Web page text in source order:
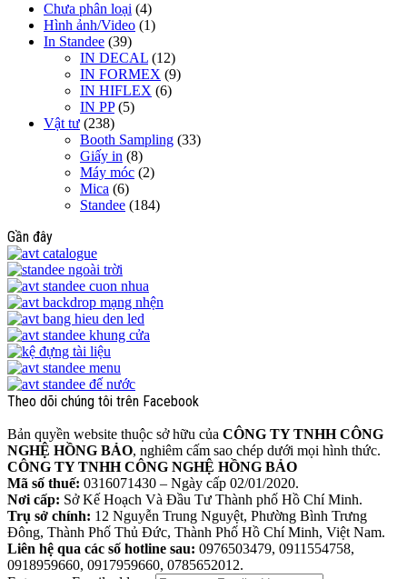
Chưa phân loại (4)
Hình ảnh/Video (1)
In Standee (39)
IN DECAL (12)
IN FORMEX (9)
IN HIFLEX (6)
IN PP(5)
Vật tư (238)
Booth Sampling (33)
Giấy in (8)
Máy móc (2)
Mica (6)
Standee (184)
Gần đây
Theo dõi chúng tôi trên Facebook
Bản quyền website thuộc sở hữu của CÔNG TY TNHH CÔNG
NGHỆ HỒNG BẢO, nghiêm cấm sao chép dưới mọi hình thức.
CÔNG TY TNHH CÔNG NGHỆ HỒNG BẢO
Mã số thuế: 0316071430 – Ngày cấp 02/01/2020.
Nơi cấp: Sở Kế Hoạch Và Đầu Tư Thành phố Hồ Chí Minh.
Trụ sở chính: 12 Nguyễn Trung Nguyệt, Phường Bình Trưng
Đông, Thành Phố Thủ Đức, Thành Phố Hồ Chí Minh, Việt Nam.
Liên hệ qua các số hotline sau: 0976503479, 0911554758,
0918959660, 0917959660, 0785652012.